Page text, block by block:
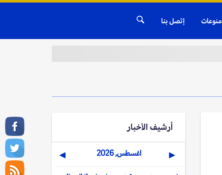
منوعات إتصل بنا
أرشيف الأخبار
◀ اغسطس, 2026 ▶